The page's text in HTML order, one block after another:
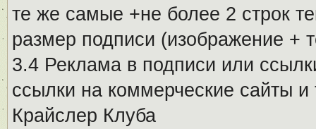
те же самые +не более 2 строк
размер подписи (изображение +
3.4 Реклама в подписи или
ссылки на коммерческие сайты
Крайслер Клуба